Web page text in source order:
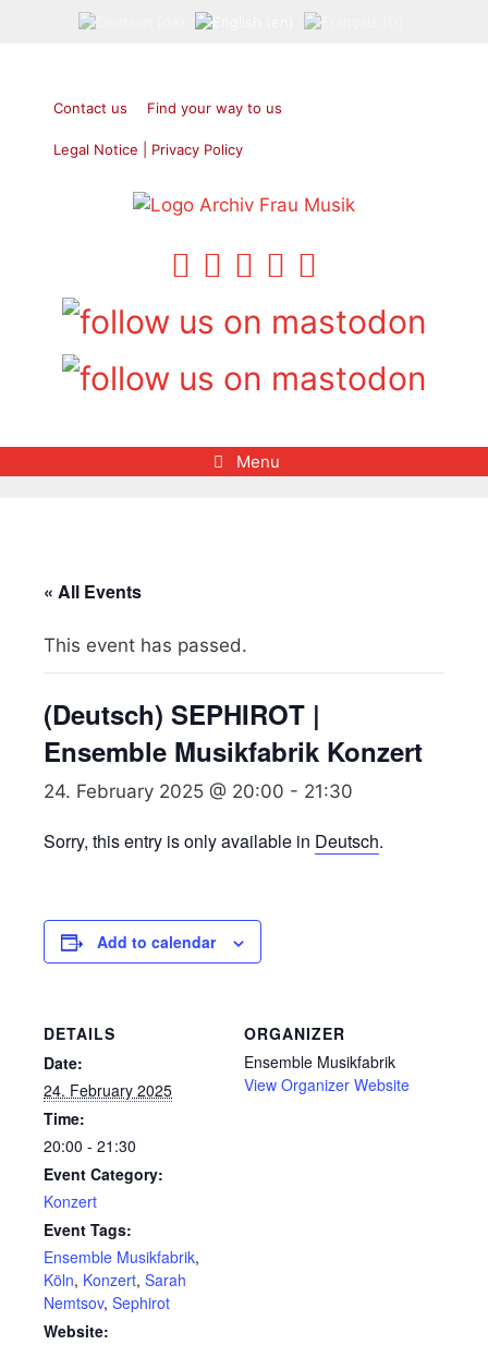
Contact us Find your way to us
Legal Notice | Privacy Policy
Menu
« All Events
This event has passed.
(Deutsch) SEPHIROT |
Ensemble Musikfabrik Konzert
24. February 2025 @ 20:00 - 21:30
Sorry, this entry is only available in Deutsch.
Add to calendar
DETAILS
Date:
24. February 2025
Time:
20:00 - 21:30
Event Category:
Konzert
Event Tags:
Ensemble Musikfabrik,
Köln, Konzert, Sarah
Nemtsov, Sephirot
Website:
ORGANIZER
Ensemble Musikfabrik
View Organizer Website